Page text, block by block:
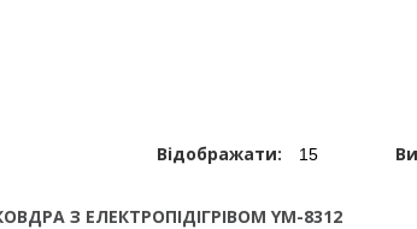
Відображати:
З ЕЛЕКТРОПІДІГРІВОМ YM-8312